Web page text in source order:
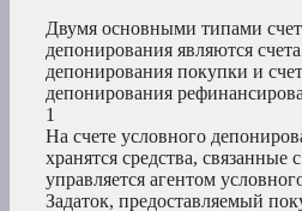
Двумя основными типами
депонирования являются
депонирования покупки и
депонирования
1
На счете условного
хранятся средства,
управляется агентом
Задаток, предоставляемый